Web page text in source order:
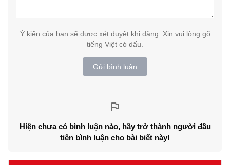
Ý kiến của bạn sẽ được xét duyệt khi đăng. Xin vui lòng gõ
tiếng Việt có dấu.
Gửi bình luận
Hiện chưa có bình luận nào, hãy trở thành người đầu
tiên bình luận cho bài biết này!